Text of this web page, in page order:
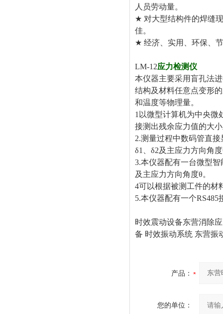
人员劳动
★ 对大型结构件的焊缝
佳
★ 经济、实用、环保、
LM-12应力检测仪
本仪器主要采用盲孔法
结构及材料任意点变形
和温度等物理量。
1以微型计算机为中央微
接测出残余应力值的大
2.测量过程中数码管直
δ1、δ2及主应力方向角
3.本仪器配有一台微型
及主应力方向角度θ。
4可以根据被测工件的材
5.本仪器配有一个
时效震动设备东营消除
备 时效振动系统 东营振
产品：
您的单位：